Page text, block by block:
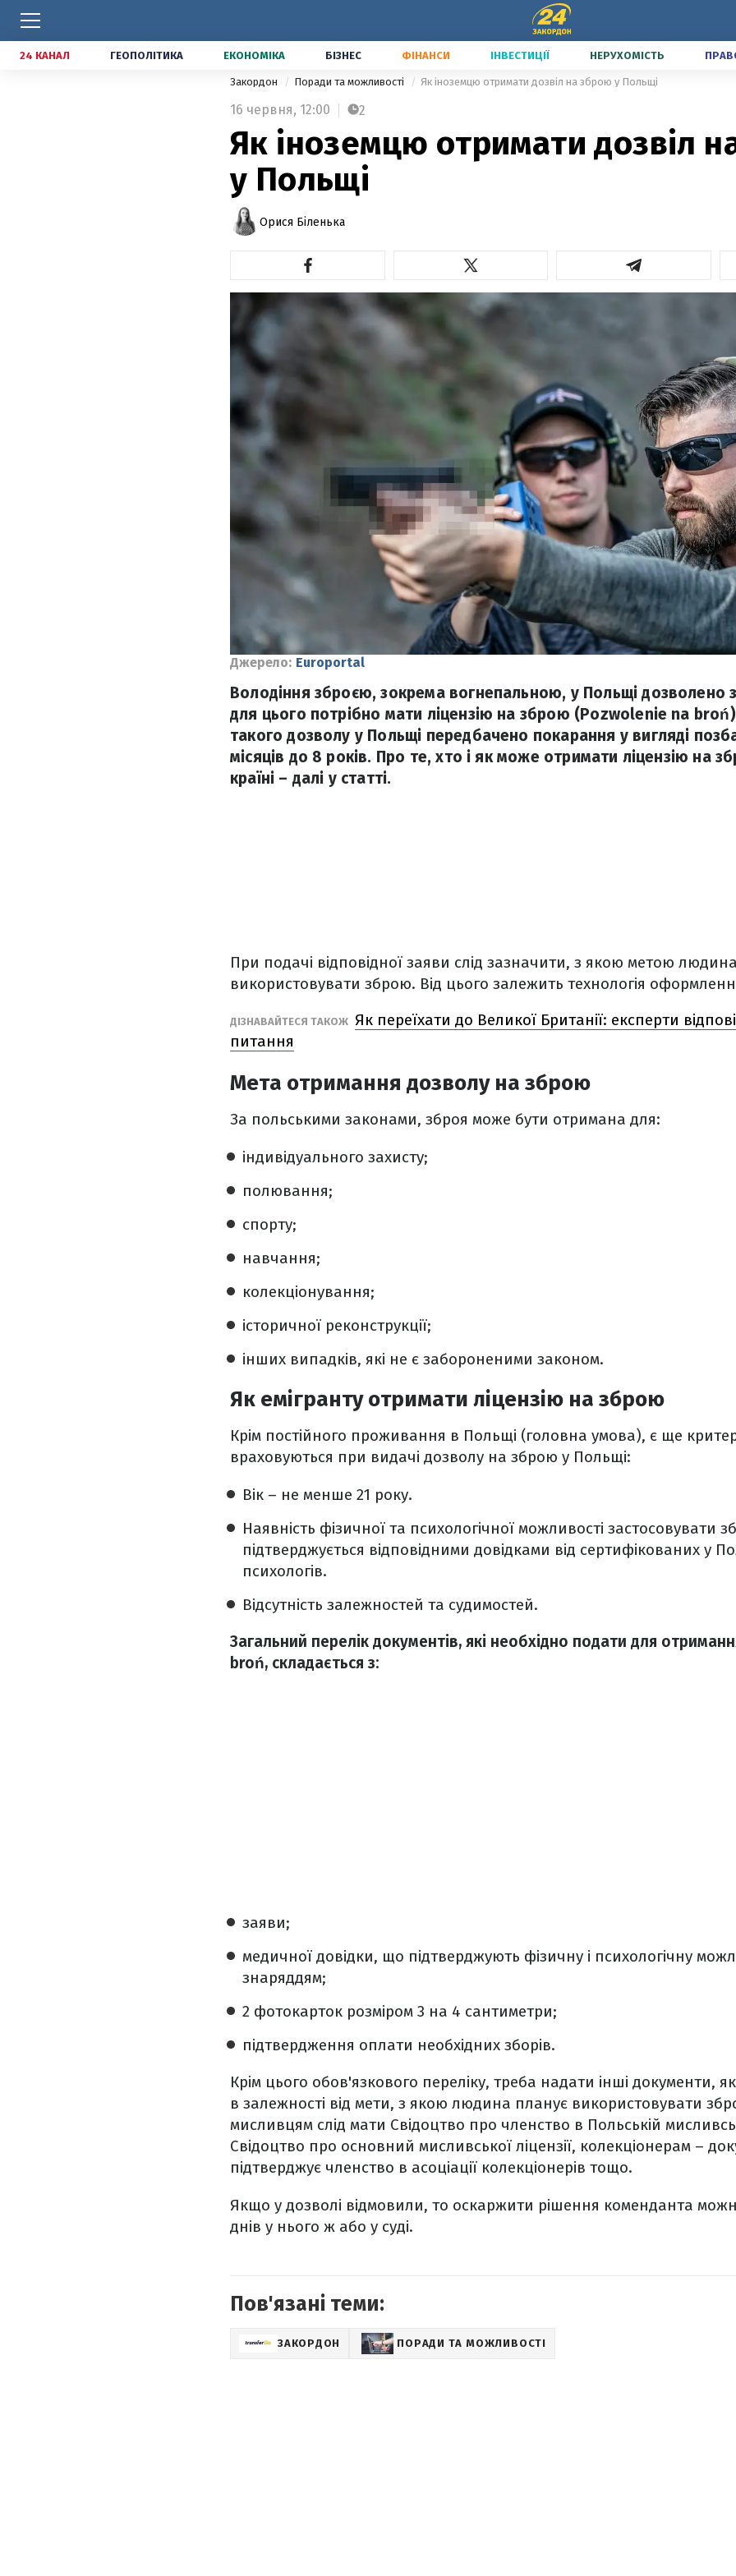
24 КАНАЛ ГЕОПОЛІТИКА ЕКОНОМІКА БІЗНЕС ФІНАНСИ ІНВЕСТИЦІЇ НЕРУХОМІСТЬ
Закордон Поради та можливості Як іноземцю отримати дозвіл на зброю у Польщі
16 червня, 12:00 2
Як іноземцю отримати дозвіл
у Польщі
Орися Біленька
Джерело: Еuroportal
Володіння зброєю, зокрема вогнепальною, у Польщі дозволено
для цього потрібно мати ліцензію на зброю (Pozwolenie na broń).
такого дозволу у Польщі передбачено покарання у вигляді
місяців до 8 років. Про те, хто і як може отримати ліцензію на
країні – далі у статті.
При подачі відповідної заяви слід зазначити, з якою метою
використовувати зброю. Від цього залежить технологія
ДІЗНАВАЙТЕСЯ ТАКОЖ Як переїхати до Великої Британії: експерти
питання
Мета отримання дозволу на зброю
За польськими законами, зброя може бути отримана для:
індивідуального захисту;
полювання;
спорту;
навчання;
колекціонування;
історичної реконструкції;
інших випадків, які не є забороненими законом.
Як емігранту отримати ліцензію на зброю
Крім постійного проживання в Польщі (головна умова), є ще
враховуються при видачі дозволу на зброю у Польщі:
Вік – не менше 21 року.
Наявність фізичної та психологічної можливості застосовувати
підтверджується відповідними довідками від сертифікованих у
психологів.
Відсутність залежностей та судимостей.
Загальний перелік документів, які необхідно подати для
broń, складається з:
заяви;
медичної довідки, що підтверджують фізичну і психологічну
знаряддям;
2 фотокарток розміром 3 на 4 сантиметри;
підтвердження оплати необхідних зборів.
Крім цього обов'язкового переліку, треба надати інші документи,
в залежності від мети, з якою людина планує використовувати
мисливцям слід мати Свідоцтво про членство в Польській
Свідоцтво про основний мисливської ліцензії, колекціонерам –
підтверджує членство в асоціації колекціонерів тощо.
Якщо у дозволі відмовили, то оскаржити рішення коменданта
днів у нього ж або у суді.
Пов'язані теми:
ЗАКОРДОН ПОРАДИ ТА МОЖЛИВОСТІ